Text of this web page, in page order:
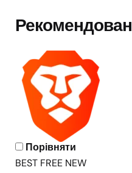
Порівняти
BEST FREE NEW